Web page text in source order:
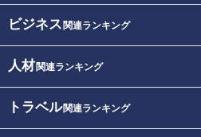
ビジネス 関連ランキング
人材関連ランキング
トラベル関連ランキング